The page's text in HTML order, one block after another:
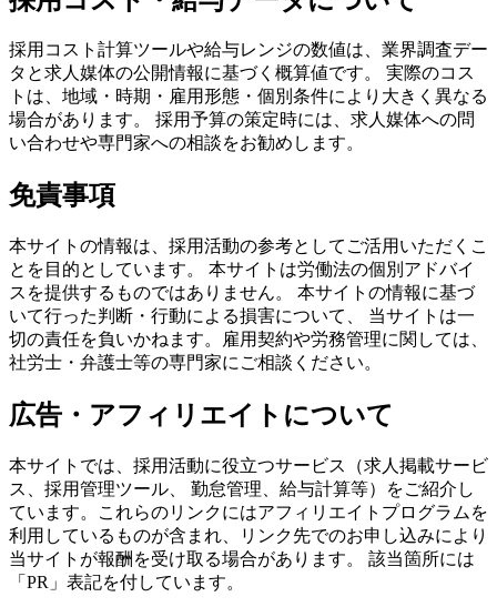
採用コスト計算ツールや給与レンジの数値は、業界調査デー
タと求人媒体の公開情報に基づく概算値です。 実際のコス
トは、地域・時期・雇用形態・個別条件により大きく異なる
場合があります。 採用予算の策定時には、求人媒体への問
い合わせや専門家への相談をお勧めします。
免責事項
本サイトの情報は、採用活動の参考としてご活用いただくこ
とを目的としています。 本サイトは労働法の個別アドバイ
スを提供するものではありません。 本サイトの情報に基づ
いて行った判断・行動による損害について、 当サイトは一
切の責任を負いかねます。雇用契約や労務管理に関しては、
社労士・弁護士等の専門家にご相談ください。
広告・アフィリエイトについて
本サイトでは、採用活動に役立つサービス（求人掲載サービ
ス、採用管理ツール、 勤怠管理、給与計算等）をご紹介し
ています。これらのリンクにはアフィリエイトプログラムを
利用しているものが含まれ、リンク先でのお申し込みにより
当サイトが報酬を受け取る場合があります。 該当箇所には
「PR」表記を付しています。